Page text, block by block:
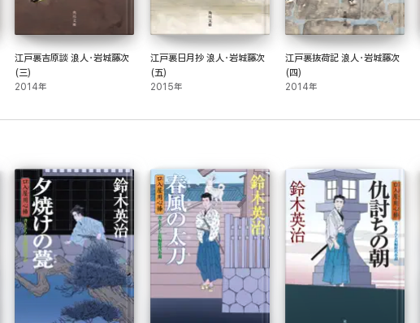
江戸裏吉原談 浪人・岩城藤次
(三)
2014年
江戸裏日月抄 浪人・岩城藤次
(五)
2015年
江戸裏抜荷記 浪人・岩城藤次
(四)
2014年